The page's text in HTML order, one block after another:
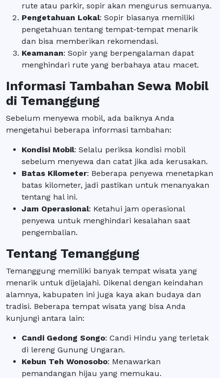
rute atau parkir, sopir akan mengurus semuanya.
Pengetahuan Lokal: Sopir biasanya memiliki
pengetahuan tentang tempat-tempat menarik
dan bisa memberikan rekomendasi.
Keamanan: Sopir yang berpengalaman dapat
menghindari rute yang berbahaya atau macet.
Informasi Tambahan Sewa Mobil
di Temanggung
Sebelum menyewa mobil, ada baiknya Anda
mengetahui beberapa informasi tambahan:
Kondisi Mobil: Selalu periksa kondisi mobil
sebelum menyewa dan catat jika ada kerusakan.
Batas Kilometer: Beberapa penyewa menetapkan
batas kilometer, jadi pastikan untuk menanyakan
tentang hal ini.
Jam Operasional: Ketahui jam operasional
penyewa untuk menghindari kesalahan saat
pengembalian.
Tentang Temanggung
Temanggung memiliki banyak tempat wisata yang
menarik untuk dijelajahi. Dikenal dengan keindahan
alamnya, kabupaten ini juga kaya akan budaya dan
tradisi. Beberapa tempat wisata yang bisa Anda
kunjungi antara lain:
Candi Gedong Songo: Candi Hindu yang terletak
di lereng Gunung Ungaran.
Kebun Teh Wonosobo: Menawarkan
pemandangan hijau yang memukau.